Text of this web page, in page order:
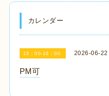
カレンダー
13：00-16：00 2026-06-22
PM可